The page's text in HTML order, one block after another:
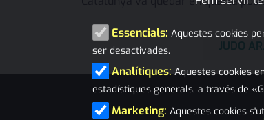
JUDO
Essencials: Aquestes cookies
ser desactivades.
Analítiques: Aquestes cookies
estadístiques generals, a través de
Marketing: Aquestes cookies